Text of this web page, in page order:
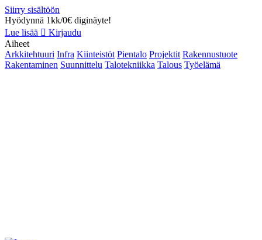
Siirry sisältöön
Hyödynnä 1kk/0€ diginäyte!
Lue lisää
Kirjaudu
Aiheet
Arkkitehtuuri Infra Kiinteistöt Pientalo Projektit Rakennustuote
Rakentaminen Suunnittelu Talotekniikka Talous Työelämä